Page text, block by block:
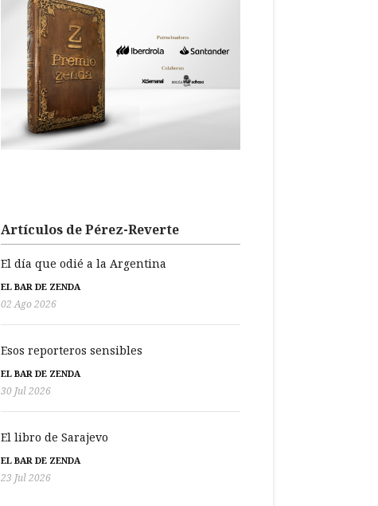
Artículos de Pérez-Reverte
El día que odié a la Argentina
EL BAR DE ZENDA
02 Ago 2026
Esos reporteros sensibles
EL BAR DE ZENDA
30 Jul 2026
El libro de Sarajevo
EL BAR DE ZENDA
23 Jul 2026